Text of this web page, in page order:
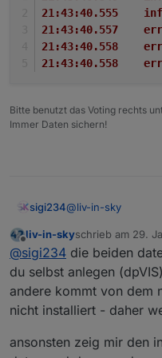
openliga-
datenpunkt
für jede
eingeben
tabelle
hier die
Bitte benutzt das Voting rechts
Immer Daten sichern!
sigi234@liv-in-sky
21:43:40.549
21:43:40.557
Offline
liv-in-skyschrieb am 29.
zuletzt editiert
@sigi234 die beiden
du selbst anlegen
andere kommt von dem
nicht installiert - daher
ansonsten zeig mir den